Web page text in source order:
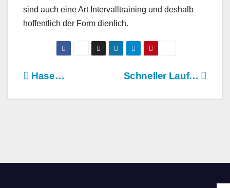
sind auch eine Art Intervalltraining und deshalb
hoffentlich der Form dienlich.
BeitragsnavigationSchneller Lauf…
Hase…